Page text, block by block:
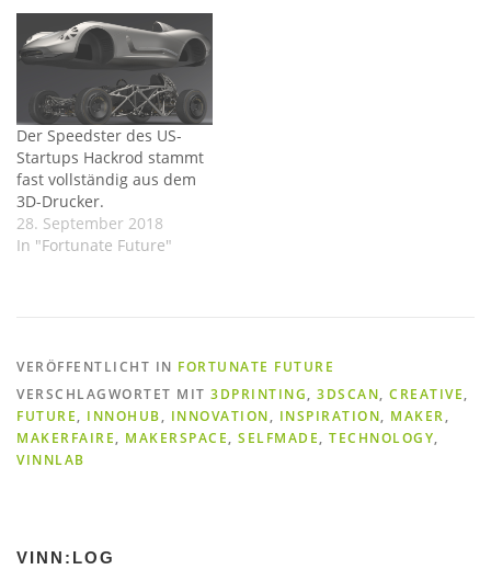
Der Speedster des US-
Startups Hackrod stammt
fast vollständig aus dem
3D-Drucker.
28. September 2018
In "Fortunate Future"
VERÖFFENTLICHT IN FORTUNATE FUTURE
VERSCHLAGWORTET MIT 3DPRINTING, 3DSCAN, CREATIVE,
FUTURE, INNOHUB, INNOVATION, INSPIRATION, MAKER,
MAKERFAIRE, MAKERSPACE, SELFMADE, TECHNOLOGY,
VINNLAB
VINN:LOG